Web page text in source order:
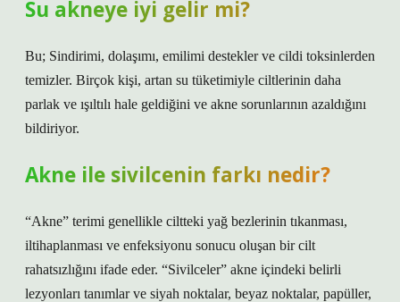
Su akneye iyi gelir mi?
Bu; Sindirimi, dolaşımı, emilimi destekler ve cildi toksinlerden
temizler. Birçok kişi, artan su tüketimiyle ciltlerinin daha
parlak ve ışıltılı hale geldiğini ve akne sorunlarının azaldığını
bildiriyor.
Akne ile sivilcenin farkı nedir?
“Akne” terimi genellikle ciltteki yağ bezlerinin tıkanması,
iltihaplanması ve enfeksiyonu sonucu oluşan bir cilt
rahatsızlığını ifade eder. “Sivilceler” akne içindeki belirli
lezyonları tanımlar ve siyah noktalar, beyaz noktalar, papüller,